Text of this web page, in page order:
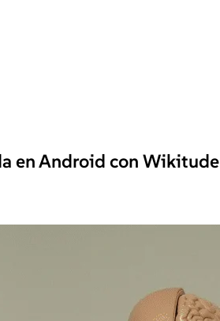
en Android con Wikitude